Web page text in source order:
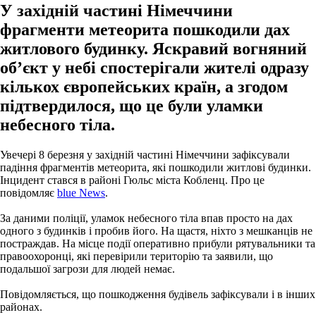
У західній частині Німеччини
фрагменти метеорита пошкодили дах
житлового будинку. Яскравий вогняний
об’єкт у небі спостерігали жителі одразу
кількох європейських країн, а згодом
підтвердилося, що це були уламки
небесного тіла.
Увечері 8 березня у західній частині Німеччини зафіксували
падіння фрагментів метеорита, які пошкодили житлові будинки.
Інцидент стався в районі Гюльс міста Кобленц. Про це
повідомляє blue News.
За даними поліції, уламок небесного тіла впав просто на дах
одного з будинків і пробив його. На щастя, ніхто з мешканців не
постраждав. На місце події оперативно прибули рятувальники та
правоохоронці, які перевірили територію та заявили, що
подальшої загрози для людей немає.
Повідомляється, що пошкодження будівель зафіксували і в інших
районах.